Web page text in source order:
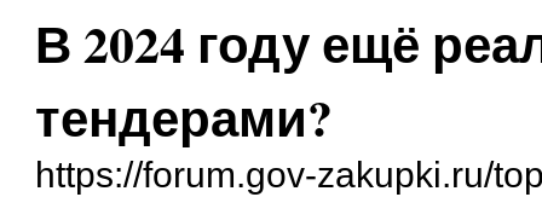
В 2024 году ещё
тендерами?
https://forum.gov-zakupki.ru/